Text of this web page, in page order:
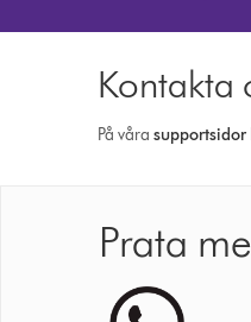
Kontakta
På vårasupport­sidor
Prata